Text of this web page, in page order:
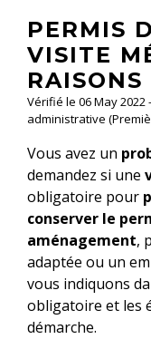
PERMIS
VISITE
Vérifié le 06 May
administrative
Vous avez un
demandez si une
obligatoire pour
conserver le
aménagement,
adaptée ou un
vous indiquons
obligatoire et les
démarche.